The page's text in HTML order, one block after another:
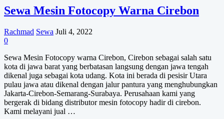
Sewa Mesin Fotocopy Warna Cirebon
Rachmad Sewa Juli 4, 2022
0
Sewa Mesin Fotocopy warna Cirebon, Cirebon sebagai salah satu
kota di jawa barat yang berbatasan langsung dengan jawa tengah
dikenal juga sebagai kota udang. Kota ini berada di pesisir Utara
pulau jawa atau dikenal dengan jalur pantura yang menghubungkan
Jakarta-Cirebon-Semarang-Surabaya. Perusahaan kami yang
bergerak di bidang distributor mesin fotocopy hadir di cirebon.
Kami melayani jual …